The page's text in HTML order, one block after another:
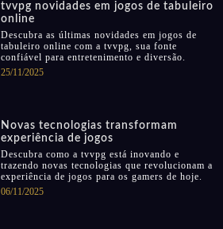
tvvpg novidades em jogos de tabuleiro
online
Descubra as últimas novidades em jogos de
tabuleiro online com a tvvpg, sua fonte
confiável para entretenimento e diversão.
25/11/2025
Novas tecnologias transformam
experiência de jogos
Descubra como a tvvpg está inovando e
trazendo novas tecnologias que revolucionam a
experiência de jogos para os gamers de hoje.
06/11/2025